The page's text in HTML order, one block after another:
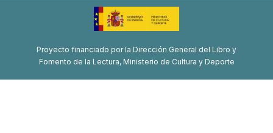
Proyecto financiado por la Dirección General del Libro y
Fomento de la Lectura, Ministerio de Cultura y Deporte